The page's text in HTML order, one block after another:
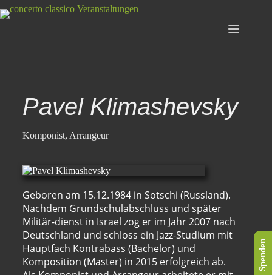
Pavel Klimashevsky
Komponist, Arrangeur
Geboren am 15.12.1984 in Sotschi (Russland).
Nachdem Grundschulabschluss und später
Militär-dienst in Israel zog er im Jahr 2007 nach
Deutschland und schloss ein Jazz-Studium mit
Hauptfach Kontrabass (Bachelor) und
Komposition (Master) in 2015 erfolgreich ab.
Spenden